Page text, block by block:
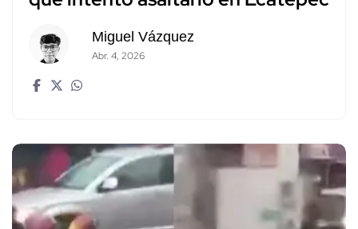
Miguel Vázquez
Abr. 4, 2026